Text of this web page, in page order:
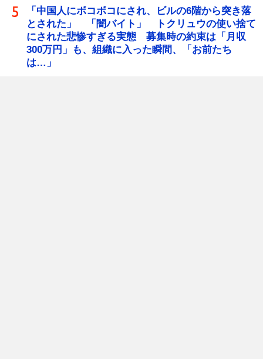
「中国人にボコボコにされ、ビルの6階から突き落
とされた」 「闇バイト」 トクリュウの使い捨て
にされた悲惨すぎる実態 募集時の約束は「月収
300万円」も、組織に入った瞬間、「お前たち
は…」